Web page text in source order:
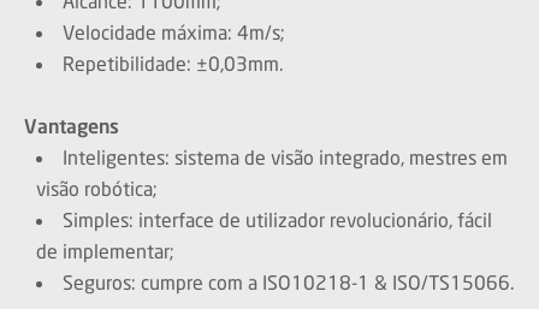
Velocidade máxima: 4m/s;
Repetibilidade: ±0,03mm.
Vantagens
Inteligentes: sistema de visão integrado, mestres em
visão robótica;
Simples: interface de utilizador revolucionário, fácil
de implementar;
Seguros: cumpre com a ISO10218-1 & ISO/TS15066.